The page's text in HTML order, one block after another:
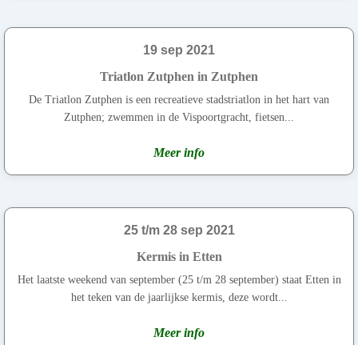
19 sep 2021
Triatlon Zutphen in Zutphen
De Triatlon Zutphen is een recreatieve stadstriatlon in het hart van
Zutphen; zwemmen in de Vispoortgracht, fietsen...
Meer info
25 t/m 28 sep 2021
Kermis in Etten
Het laatste weekend van september (25 t/m 28 september) staat Etten in
het teken van de jaarlijkse kermis, deze wordt...
Meer info